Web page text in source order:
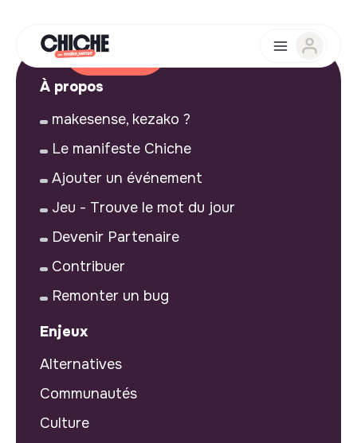
À propos
makesense, kezako ?
Le manifeste Chiche
Ajouter un événement
Jeu - Trouve le mot du jour
Devenir Partenaire
Contribuer
Remonter un bug
Enjeux
Alternatives
Communautés
Culture